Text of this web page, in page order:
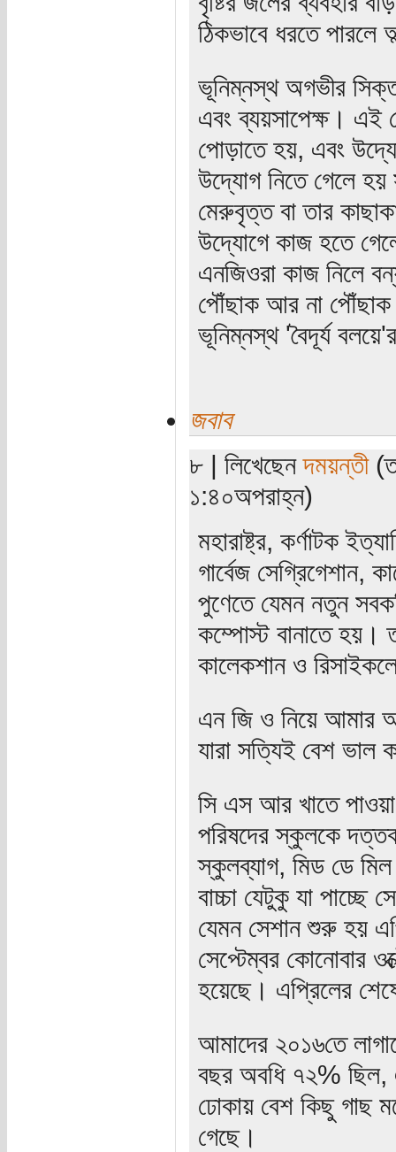
ঠিকভাবে ধরতে পারলে
ভূনিম্নস্থ অগভীর সিক্ত
এবং ব্যয়সাপেক্ষ। এই
পোড়াতে হয়, এবং
উদ্যোগ নিতে গেলে হয়
মেরুবৃত্ত বা তার
উদ্যোগে কাজ হতে
এনজিওরা কাজ নিলে
পৌঁছাক আর না পৌঁছাক
ভূনিম্নস্থ 'বৈদূর্য
জবাব
৮ | লিখেছেনদময়ন্তী
১:৪০অপরাহ্ন)
মহারাষ্ট্র, কর্ণাটক
গার্বেজ সেগ্রিগেশান,
পুণেতে যেমন নতুন
কম্পোস্ট বানাতে হয়।
কালেকশান ও
এন জি ও নিয়ে আমার
যারা সত্যিই বেশ ভাল
সি এস আর খাতে পাওয়া
পরিষদের স্কুলকে দত্তক
স্কুলব্যাগ, মিড ডে
বাচ্চা যেটুকু যা
যেমন সেশান শুরু হয়
সেপ্টেম্বর কোনোবার
হয়েছে। এপ্রিলের
আমাদের ২০১৬তে
বছর অবধি ৭২% ছিল,
ঢোকায় বেশ কিছু গাছ
গেছে।